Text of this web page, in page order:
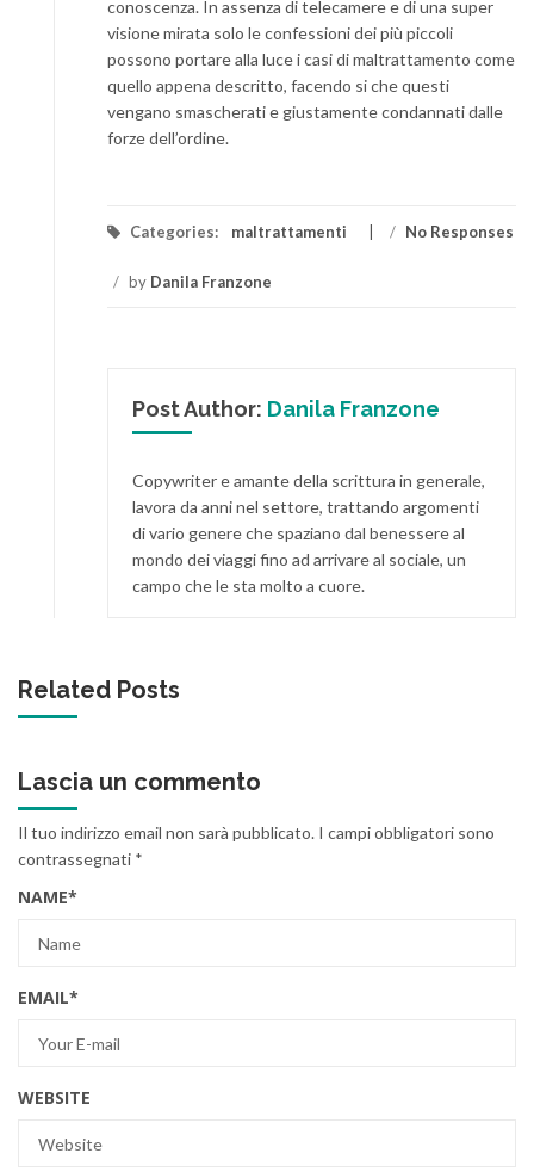
conoscenza. In assenza di telecamere e di una super
visione mirata solo le confessioni dei più piccoli
possono portare alla luce i casi di maltrattamento come
quello appena descritto, facendo si che questi
vengano smascherati e giustamente condannati dalle
forze dell’ordine.
Categories: maltrattamenti / No Responses
/ by Danila Franzone
Post Author: Danila Franzone
Copywriter e amante della scrittura in generale,
lavora da anni nel settore, trattando argomenti
di vario genere che spaziano dal benessere al
mondo dei viaggi fino ad arrivare al sociale, un
campo che le sta molto a cuore.
Related Posts
Lascia un commento
Il tuo indirizzo email non sarà pubblicato. I campi obbligatori sono
contrassegnati *
NAME*
EMAIL*
WEBSITE